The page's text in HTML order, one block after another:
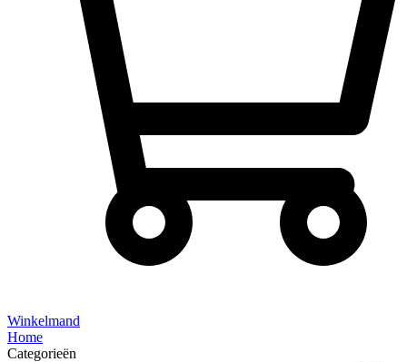
Winkelmand
Home
Categorieën